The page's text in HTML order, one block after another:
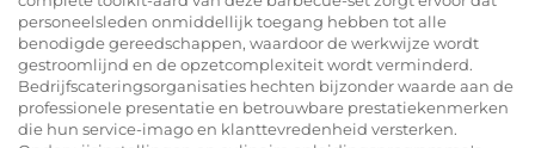
personeelsleden onmiddellijk toegang hebben tot alle
benodigde gereedschappen, waardoor de werkwijze wordt
gestroomlijnd en de opzetcomplexiteit wordt verminderd.
Bedrijfscateringsorganisaties hechten bijzonder waarde aan de
professionele presentatie en betrouwbare prestatiekenmerken
die hun service-imago en klanttevredenheid versterken.